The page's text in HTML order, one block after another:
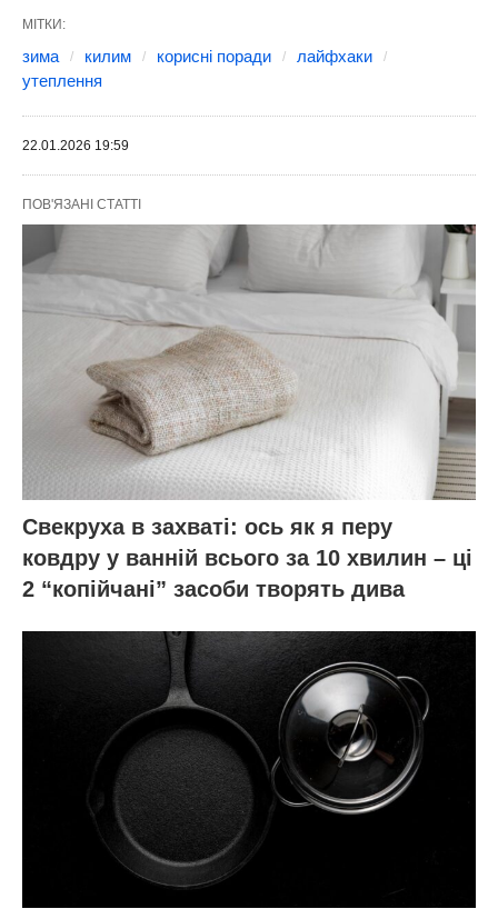
МІТКИ:
зима килим корисні поради
лайфхаки
утеплення
22.01.2026 19:59
ПОВ'ЯЗАНІ СТАТТІ
Свекруха в захваті: ось як я перу
ковдру у ванній всього за 10 хвилин – ці
2 “копійчані” засоби творять дива